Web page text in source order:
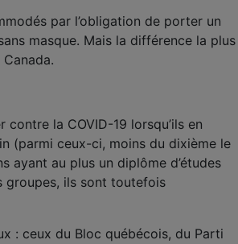
par l’obligation de porter un
masque. Mais la différence la plus
la COVID-19 lorsqu’ils en
(parmi ceux-ci, moins du dixième le
ayant au plus un diplôme d’études
groupes, ils sont toutefois
: ceux du Bloc québécois, du Parti